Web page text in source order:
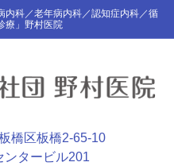
内科／老年病内科／認知症内科／循
療」野村医院
橋区板橋2-65-10
ンタービル201